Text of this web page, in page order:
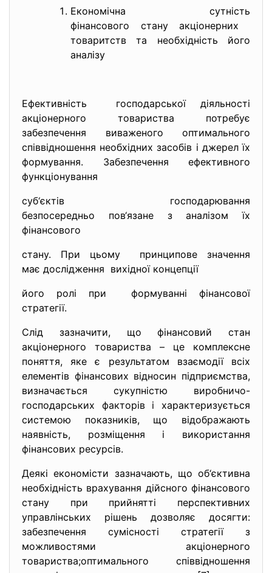
Економічна сутність
фінансового стану акціонерних
товаритств та необхідність його
аналізу
Ефективність господарської діяльності
акціонерного товариства потребує
забезпечення виваженого оптимального
співвідношення необхідних засобів і джерел їх
формування. Забезпечення ефективного
функціонування
суб‘єктів господарювання
безпосередньо пов‘язане заналізом їх
фінансового
стану. При цьому принципове значення
має дослідження вихідної концепції
його ролі при формуванні фінансової
стратегії.
Слід зазначити, що фінансовий стан
акціонерного товариства – це комплексне
поняття, яке є результатом взаємодії всіх
елементів фінансових відносин підприємства,
визначається сукупністю виробничо-
господарських факторів і характеризується
системою показників, що відображають
наявність, розміщення і використання
фінансових ресурсів.
Деякі економісти зазначають, що об‘єктивна
необхідність врахування дійсного фінансового
стану при прийнятті перспективних
управлінських рішень дозволяє досягти:
забезпечення сумісності стратегії з
можливостями акціонерного
товариства;оптимального співвідношення